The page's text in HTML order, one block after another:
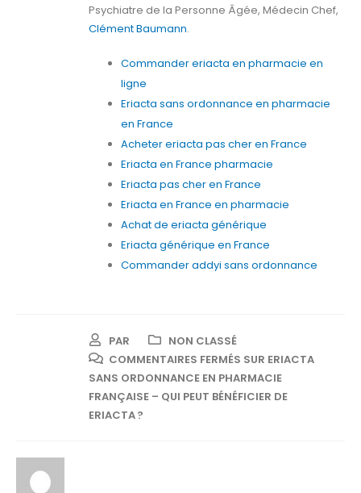
Psychiatre de la Personne Âgée, Médecin Chef,
Clément Baumann.
Commander eriacta en pharmacie en
ligne
Eriacta sans ordonnance en pharmacie
en France
Acheter eriacta pas cher en France
Eriacta en France pharmacie
Eriacta pas cher en France
Eriacta en France en pharmacie
Achat de eriacta générique
Eriacta générique en France
Commander addyi sans ordonnance
PAR
NON CLASSÉ
COMMENTAIRES FERMÉS SUR ERIACTA
SANS ORDONNANCE EN PHARMACIE
FRANÇAISE – QUI PEUT BÉNÉFICIER DE
ERIACTA ?